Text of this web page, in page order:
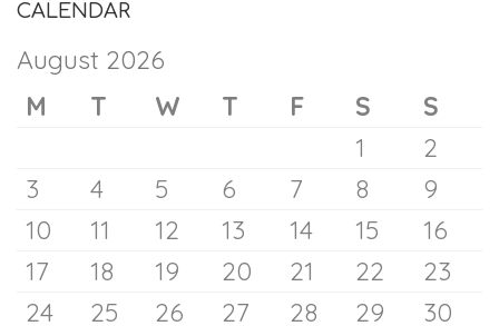
Trump Names Will Scharf as White
House Counsel
CALENDAR
August 2026
M
T W T F S
S
1
2
3
4 5 6 7 8
9
10
11 12 13 14 15
16
17
18 19 20 21 22
23
24
25 26 27 28 29 30